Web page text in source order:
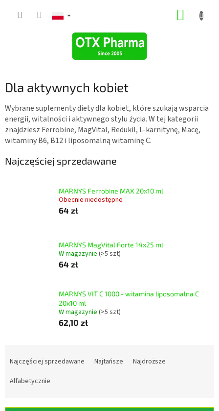
Dla aktywnych kobiet
Wybrane suplementy diety dla kobiet, które szukają wsparcia
energii, witalności i aktywnego stylu życia. W tej kategorii
znajdziesz Ferrobine, MagVital, Redukil, L-karnitynę, Macę,
witaminy B6, B12 i liposomalną witaminę C.
Najczęściej sprzedawane
MARNYS Ferrobine MAX 20x10 ml
Obecnie niedostępne
64 zł
MARNYS MagVital Forte 14x25 ml
W magazynie (>5 szt)
64 zł
MARNYS VIT C 1000 - witamina liposomalna C
20x10 ml
W magazynie (>5 szt)
62,10 zł
Najczęściej sprzedawane Najtańsze
Najdroższe
Alfabetycznie